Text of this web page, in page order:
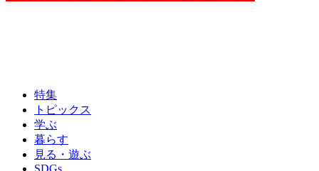
特集
トピックス
学ぶ
暮らす
見る・遊ぶ
SDGs